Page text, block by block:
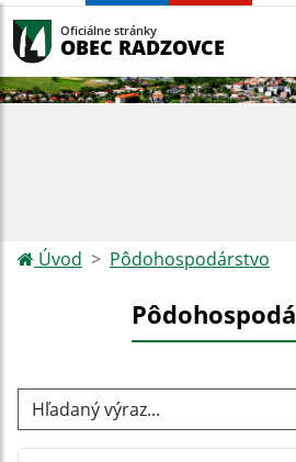
Oficiálne stránky
OBEC RADZOVCE
Úvod Pôdohospodárstvo
Hľadaný výraz...